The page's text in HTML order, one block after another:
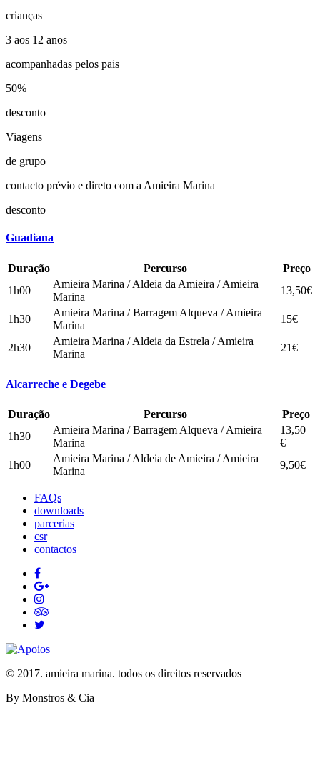
crianças
3 aos 12 anos
acompanhadas pelos pais
50%
desconto
Viagens
de grupo
contacto prévio e direto com a Amieira Marina
desconto
Guadiana
Duração Percurso
Preço
1h00
Amieira Marina / Aldeia da Amieira / Amieira
Marina
13,50€
1h30
Amieira Marina / Barragem Alqueva / Amieira
Marina
15€
2h30
Amieira Marina / Aldeia da Estrela / Amieira
Marina
21€
Alcarreche e Degebe
Duração Percurso
Preço
1h30
Amieira Marina / Barragem Alqueva / Amieira
Marina
13,50
€
1h00
Amieira Marina / Aldeia de Amieira / Amieira
Marina
9,50€
FAQs
downloads
parcerias
csr
contactos
© 2017. amieira marina. todos os direitos reservados
By Monstros & Cia